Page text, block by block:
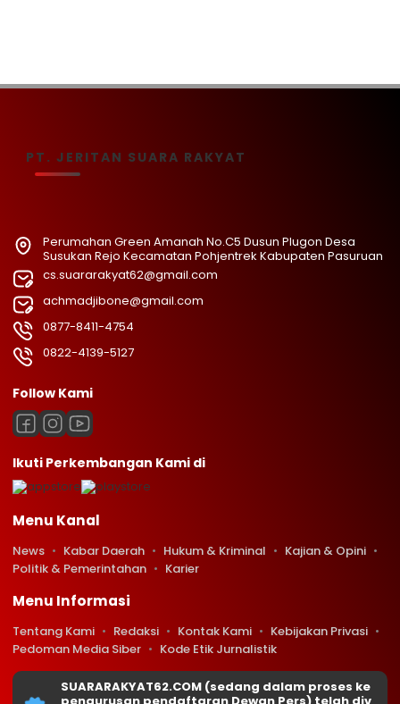
PT. JERITAN SUARA RAKYAT
Perumahan Green Amanah No.C5 Dusun Plugon Desa
Susukan Rejo Kecamatan Pohjentrek Kabupaten Pasuruan
cs.suararakyat62@gmail.com
achmadjibone@gmail.com
0877-8411-4754
0822-4139-5127
Follow Kami
Ikuti Perkembangan Kami di
Menu Kanal
News Kabar Daerah Hukum & Kriminal
Kajian & Opini
Politik & Pemerintahan
Karier
Menu Informasi
Tentang Kami Redaksi Kontak Kami
Kebijakan Privasi
Pedoman Media Siber
Kode Etik Jurnalistik
SUARARAKYAT62.COM (sedang dalam proses ke